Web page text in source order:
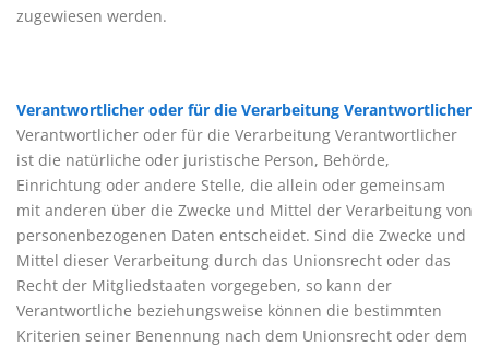
zugewiesen werden.
Verantwortlicher oder für die Verarbeitung Verantwortlicher
Verantwortlicher oder für die Verarbeitung Verantwortlicher
ist die natürliche oder juristische Person, Behörde,
Einrichtung oder andere Stelle, die allein oder gemeinsam
mit anderen über die Zwecke und Mittel der Verarbeitung von
personenbezogenen Daten entscheidet. Sind die Zwecke und
Mittel dieser Verarbeitung durch das Unionsrecht oder das
Recht der Mitgliedstaaten vorgegeben, so kann der
Verantwortliche beziehungsweise können die bestimmten
Kriterien seiner Benennung nach dem Unionsrecht oder dem